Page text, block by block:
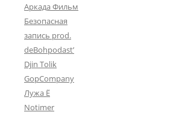
Аркада Фильм
Безопасная
запись prod.
deBohpodast’
Djin Tolik
GopCompany
Лужа Ё
Notimer